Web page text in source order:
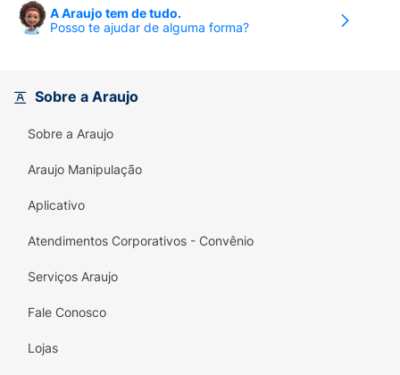
inflamável. Mantenha longe do alcance de
crianças.
A Araujo tem de tudo.
Posso te ajudar de alguma forma?
Sobre a Araujo
Sobre a Araujo
Araujo Manipulação
Aplicativo
Atendimentos Corporativos - Convênio
Serviços Araujo
Fale Conosco
Lojas